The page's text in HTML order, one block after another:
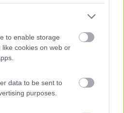
to enable storage
cookies on web or
data to be sent to
purposes.
e il centro di Silkeborg ...